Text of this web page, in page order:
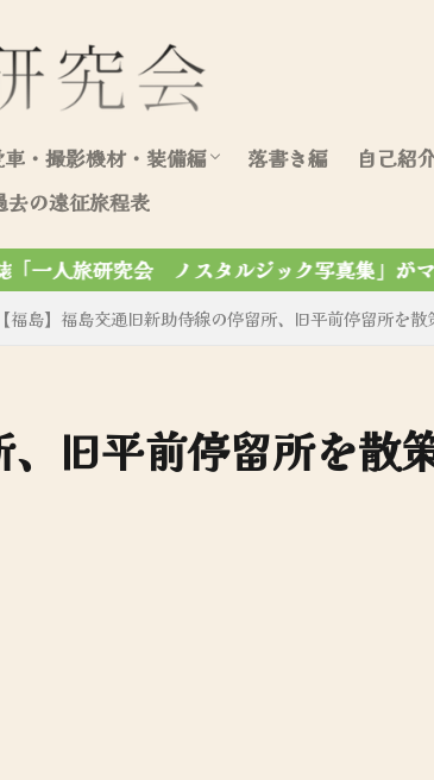
車・撮影機材・装備編
車写真集
車整備・装飾記録
落書き編
自己紹
去の遠征旅程表
がマール社から刊行されました！令和7年
【福島】福島交通旧新助侍線の停留所、旧平前停留所を散
旧平前停留所を散